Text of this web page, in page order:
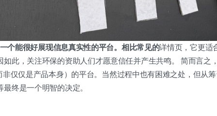
个能很好展现信息真实性的平台。相比常见的详情页，它更适
如此，关注环保的资助人们才愿意信任并产生共鸣。 简而言之
非仅仅是产品本身）的平台。当然过程中也有困难之处，但从
终是一个明智的决定。